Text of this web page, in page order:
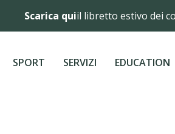
Scarica quiil libretto estivo dei
SPORT SERVIZI EDUCATION